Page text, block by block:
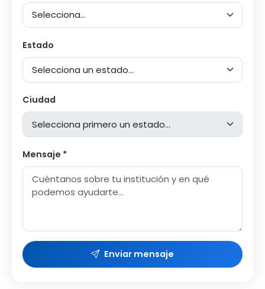
Estado
Ciudad
Mensaje *
Enviar mensaje